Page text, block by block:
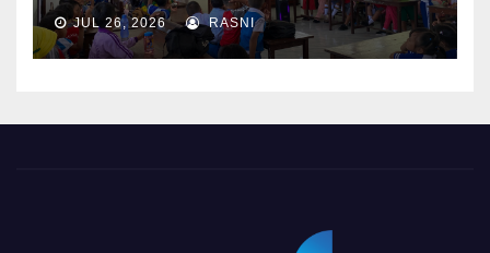
JUL 26, 2026 RASNI